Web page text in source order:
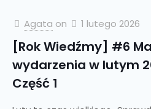
Agata on 1 lutego 2026
[Rok Wiedźmy] #6
wydarzenia w lutym
Część 1